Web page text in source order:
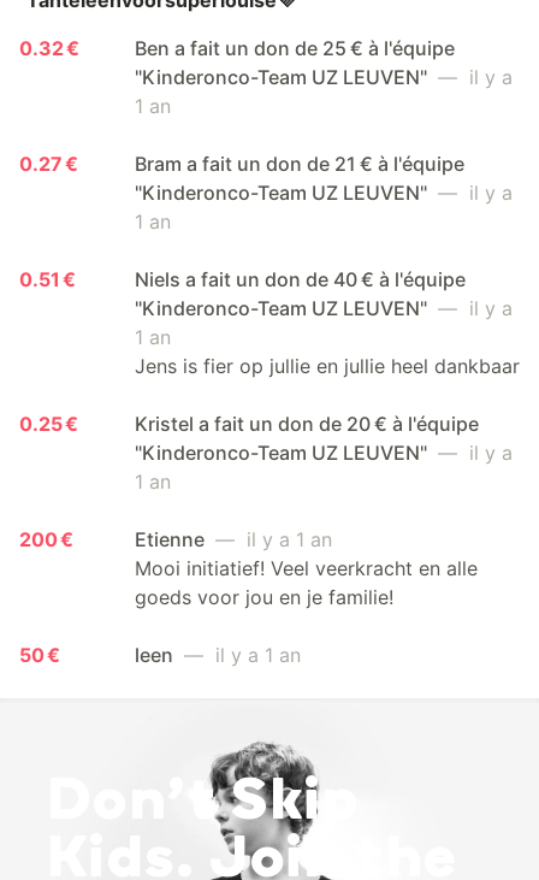
0.32 €
Ben a fait un don de 25 € à l'équipe
"Kinderonco-Team UZ LEUVEN" — il y a
1 an
0.27 €
Bram a fait un don de 21 € à l'équipe
"Kinderonco-Team UZ LEUVEN" — il y a
1 an
0.51 €
Niels a fait un don de 40 € à l'équipe
"Kinderonco-Team UZ LEUVEN" — il y a
1 an
Jens is fier op jullie en jullie heel dankbaar
0.25 €
Kristel a fait un don de 20 € à l'équipe
"Kinderonco-Team UZ LEUVEN" — il y a
1 an
200 € Etienne — il y a 1 an
Mooi initiatief! Veel veerkracht en alle
goeds voor jou en je familie!
50 € leen — il y a 1 an
Don’t Skip
Kids. Join the